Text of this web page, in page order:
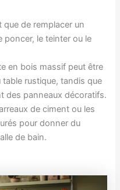
que de remplacer un
poncer, le teinter ou le
en bois massif peut être
rustique, tandis que
des panneaux décoratifs.
de ciment ou les
pour donner du
de bain.